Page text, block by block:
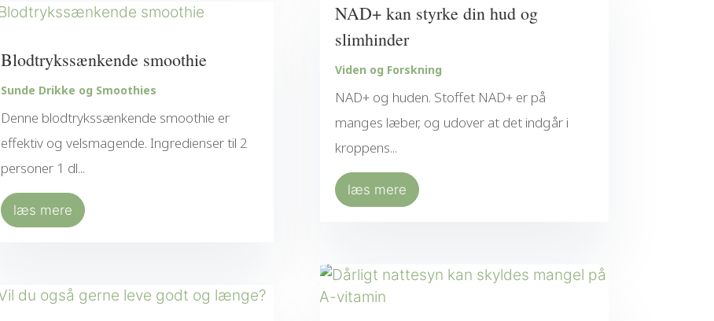
Blodtrykssænkende smoothie
Sunde Drikke og Smoothies
Denne blodtrykssænkende smoothie er
effektiv og velsmagende. Ingredienser til 2
personer 1 dl...
læs mere
NAD+ kan styrke din hud og
slimhinder
Viden og Forskning
NAD+ og huden. Stoffet NAD+ er på
manges læber, og udover at det indgår i
kroppens...
læs mere